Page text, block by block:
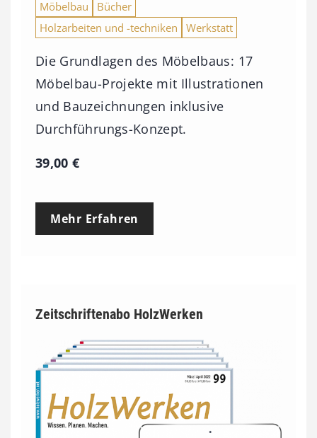
3
,
0
0
€
Möbelbau
Bücher
Holzarbeiten und -techniken
Werkstatt
Die Grundlagen des Möbelbaus: 17
Möbelbau-Projekte mit Illustrationen
und Bauzeichnungen inklusive
Durchführungs-Konzept.
39,00€
Mehr Erfahren
Zeitschriftenabo HolzWerken